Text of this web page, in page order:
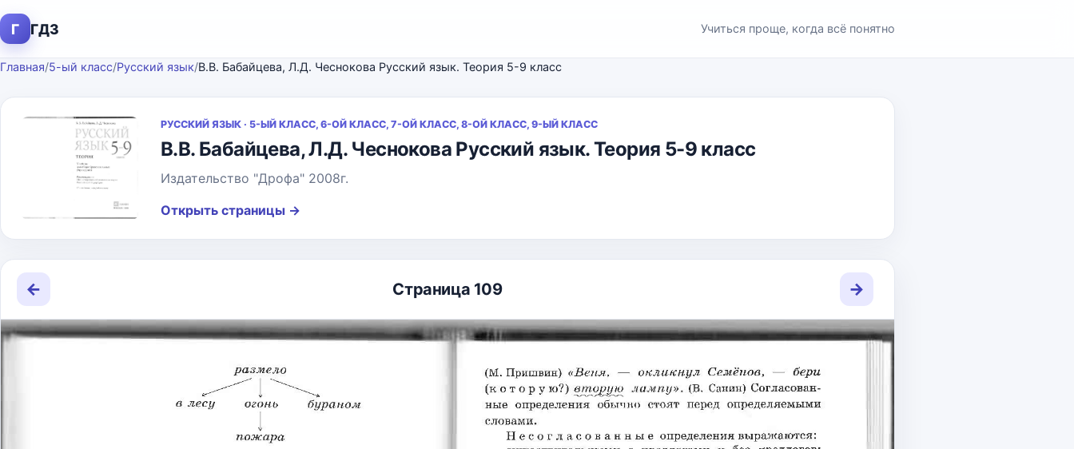
Г ГДЗ Учиться проще, когда всё понятно
Главная/5-ый класс/Русский язык/В.В. Бабайцева, Л.Д. Чеснокова Русский язык. Теория 5-9 класс
РУССКИЙ ЯЗЫК · 5-ЫЙ КЛАСС, 6-ОЙ КЛАСС, 7-ОЙ КЛАСС, 8-ОЙ КЛАСС, 9-ЫЙ КЛАСС
В.В. Бабайцева, Л.Д. Чеснокова Русский язык. Теория 5-9 класс
Издательство "Дрофа" 2008г.
Открыть страницы →
← Страница 109 →